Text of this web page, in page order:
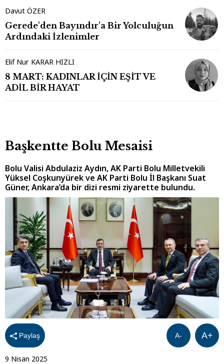
Davut ÖZER
Gerede'den Bayındır'a Bir Yolculuğun
Ardındaki İzlenimler
Elif Nur KARAR HIZLI
8 MART: KADINLAR İÇİN EŞİT VE
ADİL BİR HAYAT
Başkentte Bolu Mesaisi
Bolu Valisi Abdulaziz Aydın, AK Parti Bolu Milletvekili
Yüksel Coşkunyürek ve AK Parti Bolu İl Başkanı Suat
Güner, Ankara’da bir dizi resmi ziyarette bulundu.
Paylaş A+
A-
9 Nisan 2025